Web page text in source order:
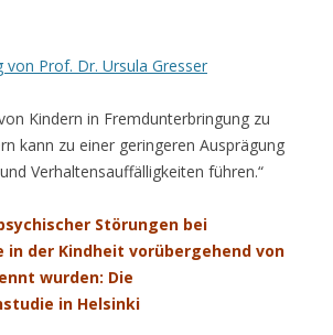
Prof. Dr. Ursula Gresser
Kindern in Fremdunterbringung zu
kann zu einer geringeren Ausprägung
Verhaltensauffälligkeiten führen.“
Störungen bei
in der Kindheit vorübergehend von
wurden: Die
in Helsinki